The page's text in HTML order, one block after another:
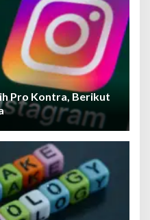
Pro Kontra, Berikut